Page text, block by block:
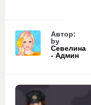
Автор:
by
Севелина
- Админ